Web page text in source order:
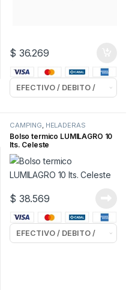
$ 36.269
CAMPING, HELADERAS
P/CAMPING
Bolso termico LUMILAGRO 10
lts. Celeste
$ 38.569